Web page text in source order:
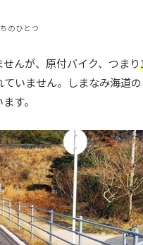
のひとつ
んが、原付バイク、つまり
いません。しまなみ海道
す。